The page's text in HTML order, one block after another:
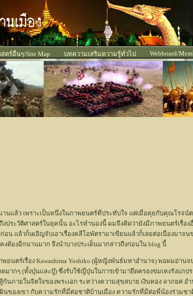
ตร์อื่นๆ/Site Map บทความเสริมความรู้ทั่วไป Webboard/
นแล้ว เพราะเป็นหนึ่งในภาพยนตร์ที่ประทับใจ แต่เมื่อคุยกับคุณโร
งประวัติศาสตร์ในยุคนั้น อะไรทำนองนี้ ผมจึงคิดว่ายังมีภาพยนตร์เรื่อ
ก่อน แล้วก็เผอิญจับเอาเรื่องคลีโอพัตรามาเขียนแล้วก็เลยต่อเนื่องม
ต้องอีกนานมาก จึงนำบางประเด็นมากล่าวถึงก่อนใน blog นี้
นตร์เรื่อง Kawashima Yoshiko (ผู้หญิงพันธ์มหาอำนาจ) พอผมอ่านจ
มากๆ (ทั้งบุ๋นและบู๊) ซึ่งรับใช้ญี่ปุ่นในการเข้ามายึดครองข่มเหงรังแ
นภายในจิตใจของพระเอก ระหว่างความสุขสบาย เงินทอง ลาภยศ
ของเขา กับความรักที่มี่ต่อชาติบ้านเมือง ความรักที่มีต่อพี่น้องร่วมช